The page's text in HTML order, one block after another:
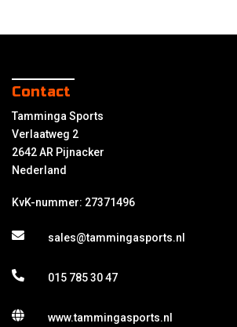
Contact
Tamminga Sports
Verlaatweg 2
2642 AR Pijnacker
Nederland
KvK-nummer: 27371496
sales@tammingasports.nl
015 785 30 47
www.tammingasports.nl